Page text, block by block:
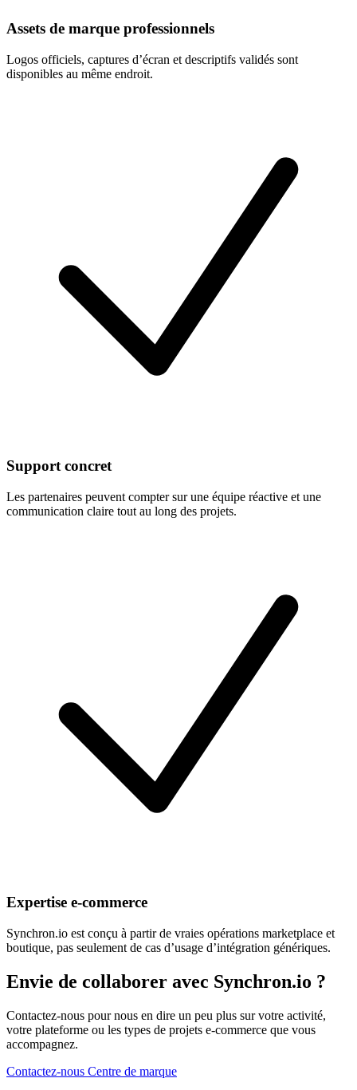
Assets de marque professionnels
Logos officiels, captures d’écran et descriptifs validés sont
disponibles au même endroit.
Support concret
Les partenaires peuvent compter sur une équipe réactive et une
communication claire tout au long des projets.
Expertise e-commerce
Synchron.io est conçu à partir de vraies opérations marketplace et
boutique, pas seulement de cas d’usage d’intégration génériques.
Envie de collaborer avec Synchron.io ?
Contactez-nous pour nous en dire un peu plus sur votre activité,
votre plateforme ou les types de projets e-commerce que vous
accompagnez.
Contactez-nous Centre de marque